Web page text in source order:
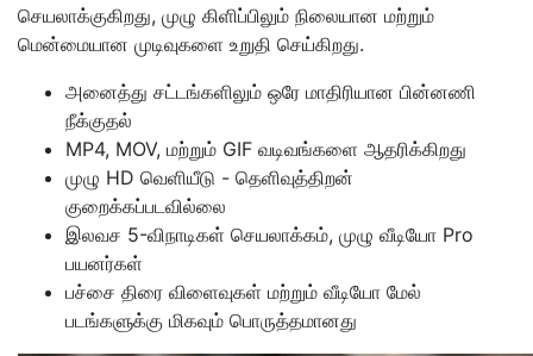
செயலாக்குகிறது, முழு கிளிப்பிலும் நிலையான மற்றும்
மென்மையான முடிவுகளை உறுதி செய்கிறது.
அனைத்து சட்டங்களிலும் ஒரே மாதிரியான பின்னணி
நீக்குதல்
MP4, MOV, மற்றும் GIF வடிவங்களை ஆதரிக்கிறது
முழு HD வெளியீடு - தெளிவுத்திறன்
குறைக்கப்படவில்லை
இலவச 5-விநாடிகள் செயலாக்கம், முழு வீடியோ Pro
பயனர்கள்
பச்சை திரை விளைவுகள் மற்றும் வீடியோ மேல்
படங்களுக்கு மிகவும் பொருத்தமானது